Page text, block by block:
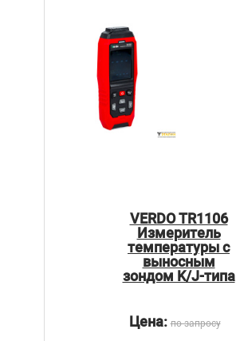
VERDO TR1106
Измеритель
температуры с
выносным
зондом K/J-типа
Цена:по запросу